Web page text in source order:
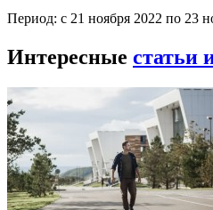
Период: с 21 ноября 2022 по 23
Интересные статьи